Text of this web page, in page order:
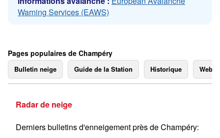
Warning Services (EAWS)
Pages populaires de Champéry
Bulletin neige Guide de la Station Historique
Radar de neige
Derniers bulletins d'enneigement près de Champéry: